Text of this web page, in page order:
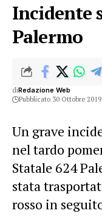
Incidente
Palermo
diRedazione Web
Pubblicato 30 Ottobre 2019
Un grave
nel tardo
Statale 624
stata
rosso in